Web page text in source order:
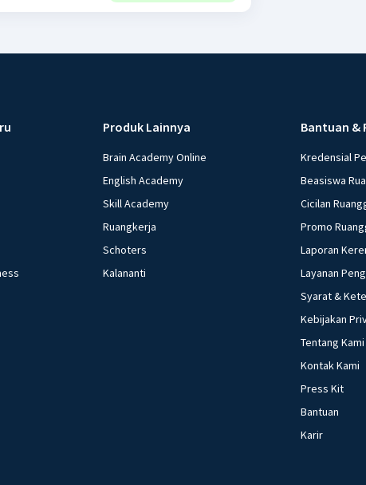
Produk Lainnya
Brain Academy Online
English Academy
Skill Academy
Ruangkerja
Schoters
Kalananti
Bantuan &
Kredensial
Beasiswa
Cicilan
Promo
Laporan
Layanan
Syarat &
Kebijakan
Tentang Kami
Kontak Kami
Press Kit
Bantuan
Karir